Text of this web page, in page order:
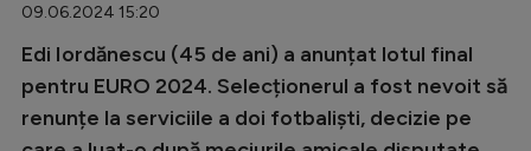
09.06.2024 15:20
Edi Iordănescu (45 de ani) a anunțat lotul final
pentru EURO 2024. Selecționerul a fost nevoit să
renunțe la serviciile a doi fotbaliști, decizie pe